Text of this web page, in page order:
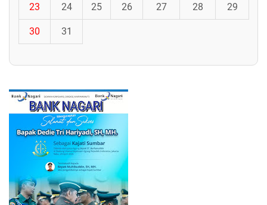
23 24 25 26 27 28 29
30 31